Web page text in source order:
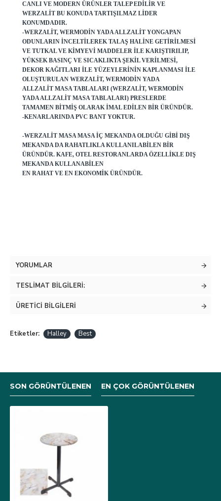
CANLI VE MODERN ÜRÜNLER TALEP EDILIR VE
WERZALIT BU KONUDA TARTIŞILMAZ LIDER
KONUMDADIR.
-WERZALIT, WERMODIN YADA ALLZALIT YONGAPAN
ODUNLARIN INCELTILEREK TALAŞ HALINE GETIRILMESI
VE TUTKAL VE KIMYEVI MADDELER ILE KARIŞTIRILIP,
YÜKSEK BASINÇ VE SICAKLIKTA ŞEKIL VERILMESI,
DEKOR KAĞITLARI ILE YÜZEYLERININ KAPLANMASI ILE
OLUŞTURULAN WERZALIT, WERMODIN YADA
ALLZALIT MASA TABLALARI (WERZALIT, WERMODIN
YADA ALLZALIT MASA TABLALARI) PRESLERDE
TAMAMEN BITMIŞ OLARAK IMAL EDILEN BIR ÜRÜNDÜR.
-KENARLARINDA PVC BANT YOKTUR.
-WERZALIT MASA MASA IÇ MEKANDA OLDUĞU GIBI DIŞ
MEKANDA DA RAHATLIKLA KULLANILABILEN BIR
ÜRÜNDÜR. KAFE, OTEL RESTORANLARDA ÖZELLIKLE DIŞ
MEKANDA KULLANABILEN
EN RAHAT VE EN EKONOMIK ÜRÜNDÜR.
YORUMLAR
TESLIMAT BILGILERI:
ÜRETICI BILGILERI
Etiketler: Halley Best
SON GÖRÜNTÜLENEN EN ÇOK GÖRÜNTÜLENEN